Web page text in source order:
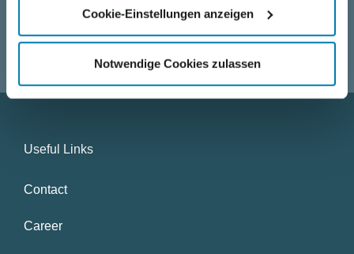
Cookie-Einstellungen anzeigen
Notwendige Cookies zulassen
working atmosphere.
APPLY FOR A JOB!
Useful Links
Contact
Career